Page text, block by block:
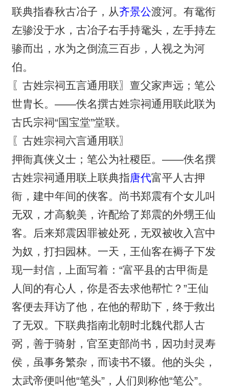
联典指春秋古冶子，从齐景公渡河。有鼋衔
左骖没于水，古冶子右手持鼋头，左手持左
骖而出，水为之倒流三百步，人视之为河
伯。
〖古姓宗祠五言通用联〗亶父家声远；笔公
世胄长。——佚名撰古姓宗祠通用联此联为
古氏宗祠“国宝堂”堂联。
〖古姓宗祠六言通用联〗
押衙真侠义士；笔公为社稷臣。——佚名撰
古姓宗祠通用联上联典指唐代富平人古押
衙，建中年间的侠客。尚书郑震有个女儿叫
无双，才高貌美，许配给了郑震的外甥王仙
客。后来郑震因罪被处死，无双被收入宫中
为奴，打扫园林。一天，王仙客在褥子下发
现一封信，上面写着：“富平县的古甲衙是
人间的有心人，你是否去求他帮忙？”王仙
客便去拜访了他，在他的帮助下，终于救出
了无双。下联典指南北朝时北魏代郡人古
弼，善于骑射，官至吏部尚书，因功封灵寿
侯，虽事务繁杂，而读书不辍。他的头尖，
太武帝便叫他“笔头”，人们则称他“笔公”。